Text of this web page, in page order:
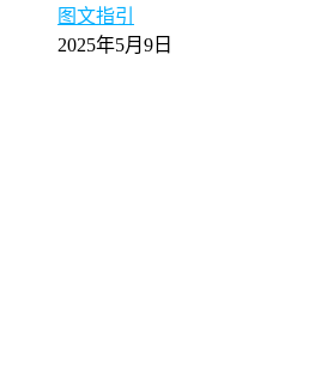
图文指引
2025年5月9日